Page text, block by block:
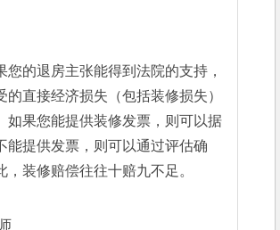
您的退房主张能得到法院的支持，
的直接经济损失（包括装修损失）
如果您能提供装修发票，则可以据
能提供发票，则可以通过评估确
，装修赔偿往往十赔九不足。